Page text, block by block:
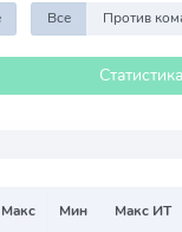
Все
Макс Мин Макс ИТ